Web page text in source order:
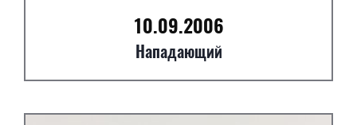
10.09.2006
Нападающий